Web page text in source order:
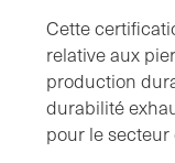
Cette
relative aux
production
durabilité
pour le